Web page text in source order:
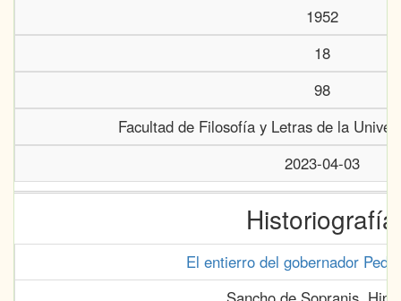
1952
18
98
Facultad de Filosofía y Letras de la
2023-04-03
Historiografía
El entierro del gobernador